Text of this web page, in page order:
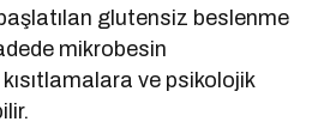
glutensiz beslenme
mikrobesin
ve psikolojik